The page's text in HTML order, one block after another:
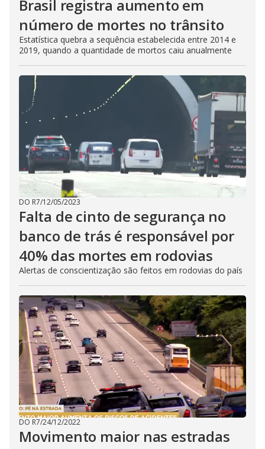
Brasil registra aumento em
número de mortes no trânsito
Estatística quebra a sequência estabelecida entre 2014 e
2019, quando a quantidade de mortos caiu anualmente
DO R7/12/05/2023
Falta de cinto de segurança no
banco de trás é responsável por
40% das mortes em rodovias
Alertas de conscientização são feitos em rodovias do país
DO R7/24/12/2022
Movimento maior nas estradas